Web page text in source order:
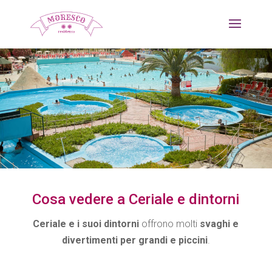
Cosa vedere a Ceriale e dintorni
Ceriale e i suoi dintorni offrono molti svaghi e
divertimenti per grandi e piccini.